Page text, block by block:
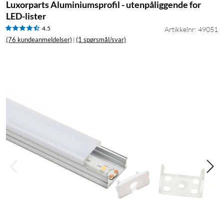
Luxorparts Aluminiumsprofil - utenpåliggende for
LED-lister
4.5
(76 kundeanmeldelser) | (1 spørsmål/svar)
Artikkelnr: 49051